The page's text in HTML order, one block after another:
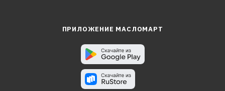
ПРИЛОЖЕНИЕ МАСЛОМАРТ